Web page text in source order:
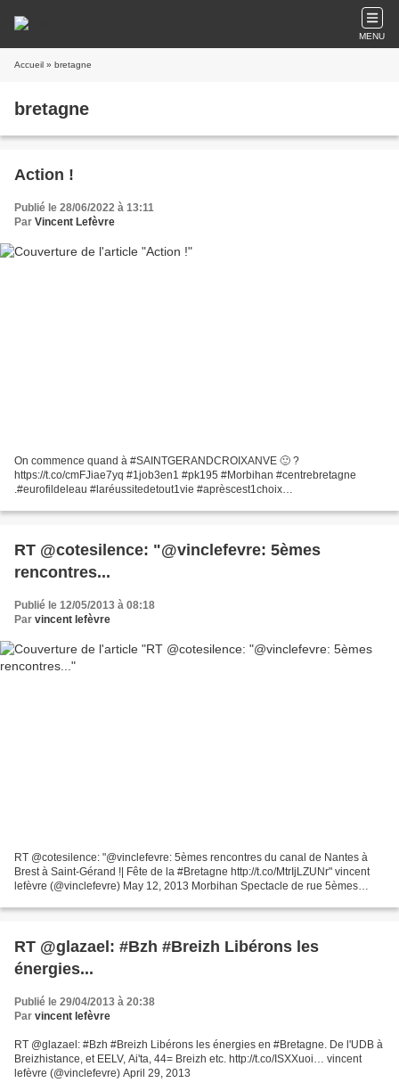
MENU
Accueil » bretagne
bretagne
Action !
Publié le 28/06/2022 à 13:11
Par Vincent Lefèvre
On commence quand à #SAINTGERANDCROIXANVE 🙂 ?
https://t.co/cmFJiae7yq #1job3en1 #pk195 #Morbihan #centrebretagne
.#eurofildeleau #laréussitedetout1vie #aprèscest1choix
RT @cotesilence: "@vinclefevre: 5èmes
rencontres...
Publié le 12/05/2013 à 08:18
Par vincent lefèvre
RT @cotesilence: "@vinclefevre: 5èmes rencontres du canal de Nantes à
Brest à Saint-Gérand !| Fête de la #Bretagne http://t.co/MtrIjLZUNr" vincent
lefèvre (@vinclefevre) May 12, 2013 Morbihan Spectacle de rue 5èmes
RT @glazael: #Bzh #Breizh Libérons les
énergies...
Publié le 29/04/2013 à 20:38
Par vincent lefèvre
RT @glazael: #Bzh #Breizh Libérons les énergies en #Bretagne. De l'UDB à
Breizhistance, et EELV, Ai'ta, 44= Breizh etc. http://t.co/ISXXuoi… vincent
lefèvre (@vinclefevre) April 29, 2013